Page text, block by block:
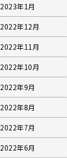
2023年1月
2022年12月
2022年11月
2022年10月
2022年9月
2022年8月
2022年7月
2022年6月